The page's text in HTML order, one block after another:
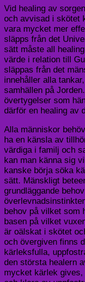
Vid healing av
och avvisad i skötet
vara mycket mer
släpps från det
sätt måste all
värde i relation till
släppas från det
innehåller alla
samhällen på
övertygelser som
därför en healing av
Alla människor
ha en känsla av
värdiga i familj och
kan man känna sig
kanske börja söka
sätt. Mänskligt
grundläggande
behov på vilket som
basen på vilket
är oälskat i skötet
och övergiven finns
kärleksfulla,
den största healern
mycket kärlek